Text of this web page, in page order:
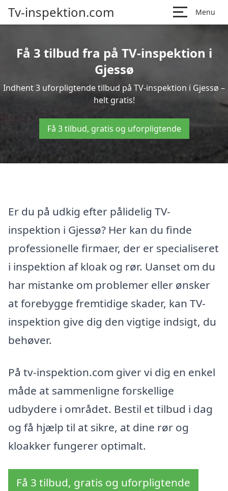
Tv-inspektion.com Menu
Få 3 tilbud fra på TV-inspektion i
Gjessø
Indhent 3 uforpligtende tilbud på TV-inspektion i Gjessø –
helt gratis!
Få 3 tilbud, gratis og uforpligtende
Er du på udkig efter pålidelig TV-
inspektion i Gjessø? Her kan du finde
professionelle firmaer, der er specialiseret
i inspektion af kloak og rør. Uanset om du
har mistanke om problemer eller ønsker
at forebygge fremtidige skader, kan TV-
inspektion give dig den vigtige indsigt, du
behøver.
På tv-inspektion.com giver vi dig en enkel
måde at sammenligne forskellige
udbydere i området. Bestil et tilbud i dag
og få hjælp til at sikre, at dine rør og
kloakker fungerer optimalt.
Få 3 tilbud, gratis og uforpligtende